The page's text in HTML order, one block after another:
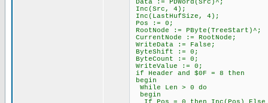
Data := PDWord(Src)^;
Inc(Src, 4);
Inc(LastHufSize, 4);
Pos := 0;
RootNode := PByte(TreeStart)^;
CurrentNode := RootNode;
WriteData := False;
ByteShift := 0;
ByteCount := 0;
WriteValue := 0;
if Header and $0F = 8 then
begin
While Len > 0 do
begin